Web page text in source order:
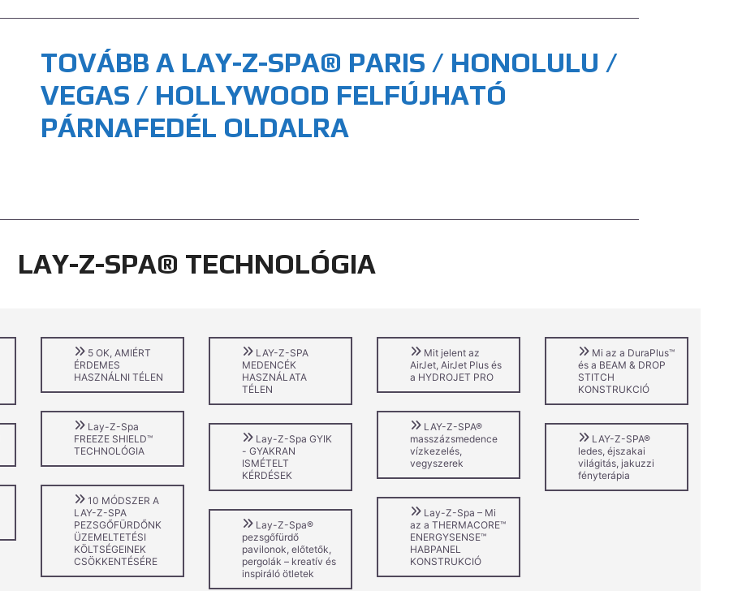
TOVÁBB A LAY-Z-SPA® PARIS / HONOLULU /
VEGAS / HOLLYWOOD FELFÚJHATÓ
PÁRNAFEDÉL OLDALRA
LAY-Z-SPA® TECHNOLÓGIA
5 OK, AMIÉRT
ÉRDEMES
HASZNÁLNI TÉLEN
Lay-Z-Spa
FREEZE SHIELD™
TECHNOLÓGIA
10 MÓDSZER A
LAY-Z-SPA
PEZSGŐFÜRDŐNK
ÜZEMELTETÉSI
KÖLTSÉGEINEK
CSÖKKENTÉSÉRE
LAY-Z-SPA
MEDENCÉK
HASZNÁLATA
TÉLEN
Lay-Z-Spa GYIK
- GYAKRAN
ISMÉTELT
KÉRDÉSEK
Lay-Z-Spa®
pezsgőfürdő
pavilonok, előtetők,
pergolák – kreatív és
inspiráló ötletek
Mit jelent az
AirJet, AirJet Plus és
a HYDROJET PRO
LAY-Z-SPA®
masszázsmedence
vízkezelés,
vegyszerek
Lay-Z-Spa – Mi
az a THERMACORE™
ENERGYSENSE™
HABPANEL
KONSTRUKCIÓ
Mi az a DuraPlus™
és a BEAM & DROP
STITCH
KONSTRUKCIÓ
LAY-Z-SPA®
ledes, éjszakai
világitás, jakuzzi
fényterápia